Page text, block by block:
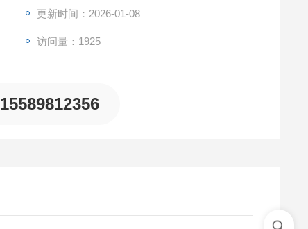
更新时间：2026-01-08
访问量：1925
15589812356